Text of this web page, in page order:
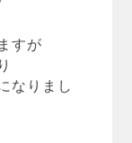
すが
なりまし